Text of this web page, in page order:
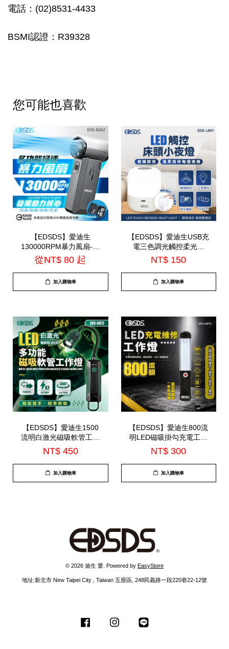
電話：(02)8531-4433
BSMI認證：R39328
您可能也喜歡
【EDSDS】愛迪生
130000RPM暴力風扇-附
贈收納包(EDS-
B262)=TS-B2016
從NT$ 80 起
加入購物車
【EDSDS】愛迪生USB充
電三色調光觸控柔光燈
(EDS-L051)
NT$ 150
加入購物車
【EDSDS】愛迪生1500
流明白激光磁吸軟管工作
燈(EDS-G872)
NT$ 450
加入購物車
【EDSDS】愛迪生800流
明LED磁吸掛勾充電工作
燈(EDS-G871)
NT$ 300
加入購物車
© 2026 迪生 愛. Powered by EasyStore
地址:新北市 New Taipei City , Taiwan 五股區, 248民義路一段220巷22-12號
Facebook Instagram